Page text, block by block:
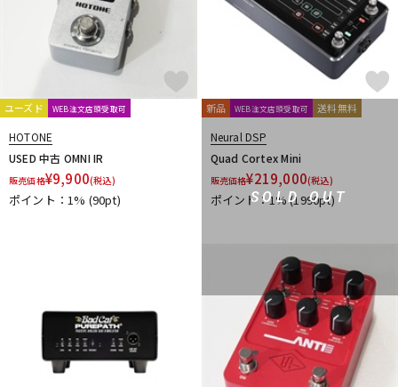
ユーズド WEB注文店頭受取可
HOTONE
USED 中古 OMNI IR
販売価格¥9,900(税込)
ポイント：1% (90pt) SOLD OUT
新品 WEB注文店頭受取可 送料無料
Neural DSP
Quad Cortex Mini
販売価格¥219,000(税込)
ポイント：1%(1990pt)